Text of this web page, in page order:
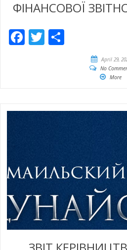
ФІНАНСОВОЇ
Facebook
Twitter
April 29,
No
More